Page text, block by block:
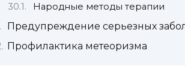
Народные методы терапии
Предупреждение серьезных
Профилактика метеоризма